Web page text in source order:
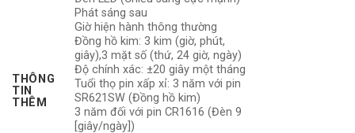
THÔNG
TIN
THÊM
Phát sáng sau
Giờ hiện hành thông thường
Đồng hồ kim: 3 kim (giờ, phút,
giây),3 mặt số (thứ, 24 giờ, ngày)
Độ chính xác: ±20 giây một tháng
Tuổi thọ pin xấp xỉ: 3 năm với pin
SR621SW (Đồng hồ kim)
3 năm đối với pin CR1616 (Đèn 9
[giây/ngày])